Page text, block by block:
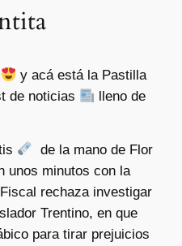
y acá está la Pastilla
de noticias
lleno de
de la mano de Flor
unos minutos con la
rechaza investigar
Trentino, en que
para tirar prejuicios